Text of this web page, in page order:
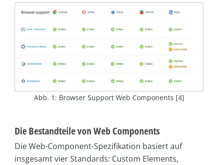
Abb. 1: Browser Support Web Components [4]
Die Bestandteile von Web Components
Die Web-Component-Spezifikation basiert auf
insgesamt vier Standards: Custom Elements,